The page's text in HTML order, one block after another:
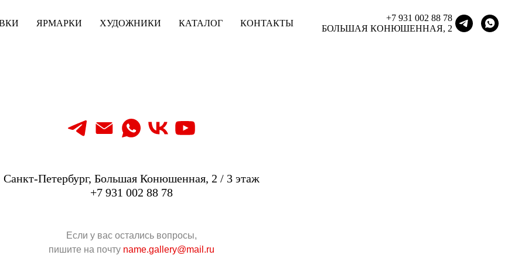
ЯРМАРКИ ХУДОЖНИКИ КАТАЛОГ КОНТАКТЫ
+7 931 002 88 78
БОЛЬШАЯ КОНЮШЕННАЯ, 2
Санкт-Петербург, Большая Конюшенная, 2 / 3 этаж
+7 931 002 88 78
Если у вас остались вопросы,
пишите на почту name.gallery@mail.ru
ЯРМАРКИ ХУДОЖНИКИ КАТАЛОГ КОНТАКТЫ
+7 931 002 88 78
БОЛЬШАЯ КОНЮШЕННАЯ, 2